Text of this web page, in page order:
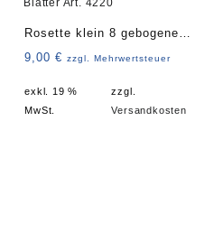
Rosette klein 8 gebogene
Blätter Art. 4220
9,00€ zzgl. Mehrwertsteuer
exkl. 19 %
MwSt.
zzgl.
Versandkosten